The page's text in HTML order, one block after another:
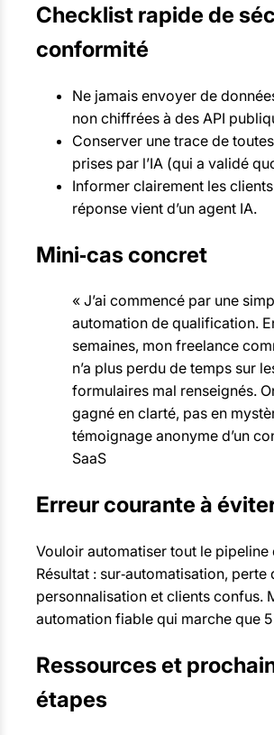
Checklist rapide de
conformité
Ne jamais envoyer de
non chiffrées à des API
Conserver une trace de
prises par l’IA (qui a validé
Informer clairement les
réponse vient d’un agent IA.
Mini‑cas concret
« J’ai commencé par une
automation de qualification.
semaines, mon freelance
n’a plus perdu de temps sur
formulaires mal renseignés.
gagné en clarté, pas en
témoignage anonyme d’un
SaaS
Erreur courante à
Vouloir automatiser tout le pipeline
Résultat : sur‑automatisation, perte
personnalisation et clients confus.
automation fiable qui marche que
Ressources et
étapes